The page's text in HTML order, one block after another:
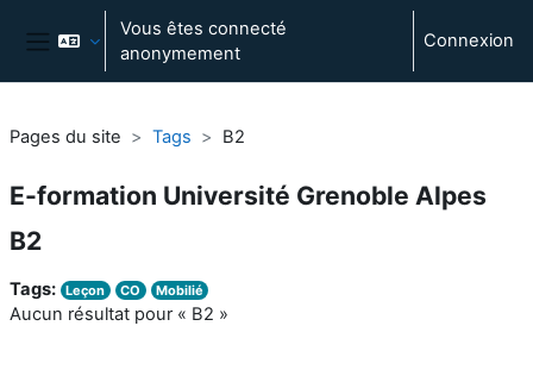
Passer au contenu principal
Panneau latéral
Vous êtes connecté
anonymement
Connexion
Pages du site Tags B2
E-formation Université Grenoble Alpes
B2
Tags: Leçon CO Mobilié
Aucun résultat pour « B2 »